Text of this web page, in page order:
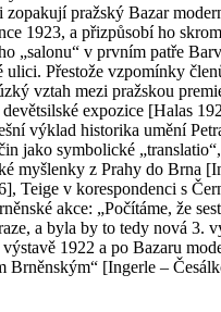
zopakují pražský Bazar
1923, a přizpůsobí ho
„salonu“ v prvním patře
Přestože vzpomínky
vztah mezi pražskou
expozice [Halas
výklad historika umění
jako symbolické
myšlenky z Prahy do Brna
Teige v korespondenci s
akce: „Počítáme, že
a byla by to tedy nová 3.
1922 a po Bazaru
Brněnským“ [Ingerle –